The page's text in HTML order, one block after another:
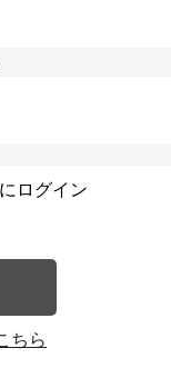
ログイン
ちら